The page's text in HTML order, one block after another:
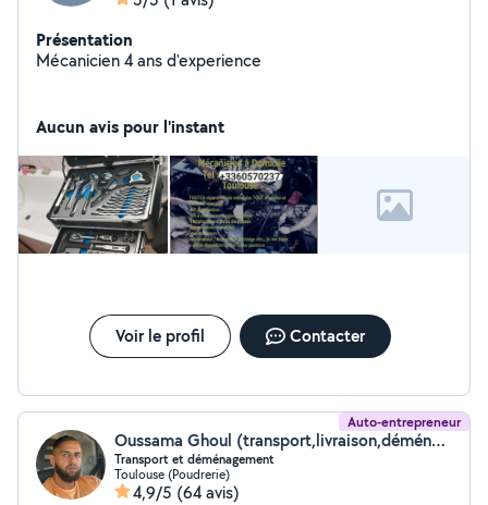
Présentation
Mécanicien 4 ans d'experience
Aucun avis pour l'instant
Voir le profil Contacter
Auto-entrepreneur
Oussama Ghoul (transport,livraison,déménagement)
Transport et déménagement
Toulouse (Poudrerie)
4,9/5 (64 avis)